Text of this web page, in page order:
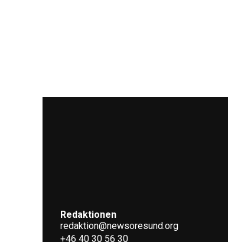
Redaktionen
redaktion@newsoresund.org
+46 40 30 56 30